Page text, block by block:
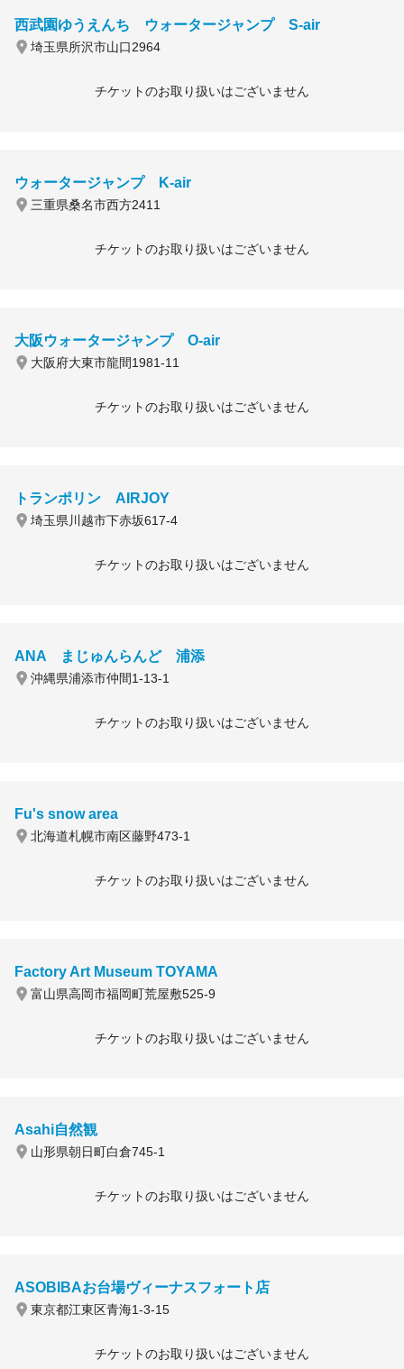
西武園ゆうえんち ウォータージャンプ S-air
埼玉県所沢市山口2964
チケットのお取り扱いはございません
ウォータージャンプ K-air
三重県桑名市西方2411
チケットのお取り扱いはございません
大阪ウォータージャンプ O-air
大阪府大東市龍間1981-11
チケットのお取り扱いはございません
トランポリン AIRJOY
埼玉県川越市下赤坂617-4
チケットのお取り扱いはございません
ANA まじゅんらんど 浦添
沖縄県浦添市仲間1-13-1
チケットのお取り扱いはございません
Fu's snow area
北海道札幌市南区藤野473-1
チケットのお取り扱いはございません
Factory Art Museum TOYAMA
富山県高岡市福岡町荒屋敷525-9
チケットのお取り扱いはございません
Asahi自然観
山形県朝日町白倉745-1
チケットのお取り扱いはございません
ASOBIBAお台場ヴィーナスフォート店
東京都江東区青海1-3-15
チケットのお取り扱いはございません